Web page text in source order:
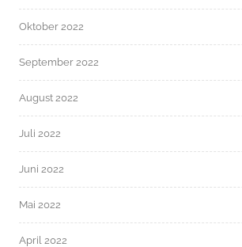
Oktober 2022
September 2022
August 2022
Juli 2022
Juni 2022
Mai 2022
April 2022